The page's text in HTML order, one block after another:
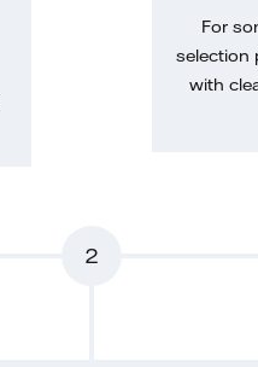
2
For
selection
with